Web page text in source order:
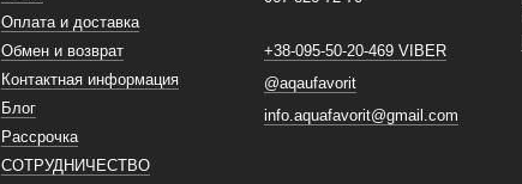
Оплата и доставка
Обмен и возврат
Контактная информация
Блог
Рассрочка
СОТРУДНИЧЕСТВО
+38-095-50-20-469 VIBER
@aqaufavorit
info.aquafavorit@gmail.com